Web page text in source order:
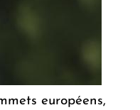
européens,